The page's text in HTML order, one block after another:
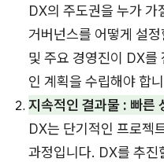
DX의 주도권을 누가
거버넌스를 어떻게 설
및 주요 경영진이 DX를
인 계획을 수립해야 합
지속적인 결과물 : 빠른
DX는 단기적인 프로젝
과정입니다. DX를 추진